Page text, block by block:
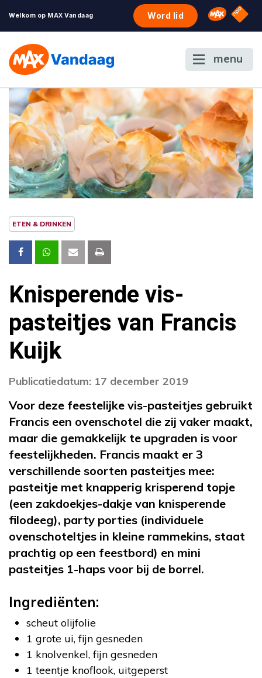
Welkom op MAX Vandaag Word lid Omroep
NPO
menu
ETEN & DRINKEN
Knisperende vis-
pasteitjes van Francis
Kuijk
Publicatiedatum: 17 december 2019
Voor deze feestelijke vis-pasteitjes gebruikt
Francis een ovenschotel die zij vaker maakt,
maar die gemakkelijk te upgraden is voor
feestelijkheden. Francis maakt er 3
verschillende soorten pasteitjes mee:
pasteitje met knapperig krisperend topje
(een zakdoekjes-dakje van knisperende
filodeeg), party porties (individuele
ovenschoteltjes in kleine rammekins, staat
prachtig op een feestbord) en mini
pasteitjes 1-haps voor bij de borrel.
Ingrediënten:
scheut olijfolie
1 grote ui, fijn gesneden
1 knolvenkel, fijn gesneden
1 teentje knoflook, uitgeperst